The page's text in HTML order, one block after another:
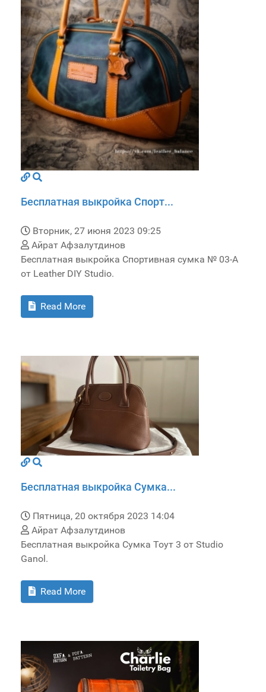
Бесплатная выкройка Спорт...
Вторник, 27 июня 2023 09:25
Айрат Афзалутдинов
Бесплатная выкройка Спортивная сумка № 03-A
от Leather DIY Studio.
Read More
Бесплатная выкройка Сумка...
Пятница, 20 октября 2023 14:04
Айрат Афзалутдинов
Бесплатная выкройка Сумка Тоут 3 от Studio
Ganol.
Read More